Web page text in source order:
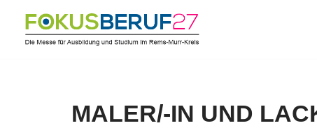
Zum
MALER/-IN UND